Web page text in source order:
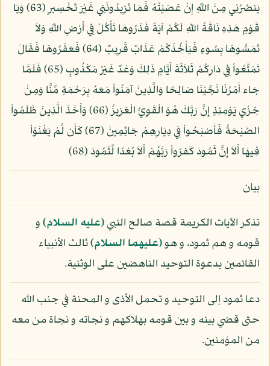
يَنصُرُنِي مِنَ اللّهِ إِنْ عَصَيْتُهُ فَمَا تَزِيدُونَنِي غَيْرَ تَخْسِيرٍ (63) وَيَا
قَوْمِ هَذِهِ نَاقَةُ اللّهِ لَكُمْ آيَةً فَذَرُوهَا تَأْكُلْ فِي أَرْضِ اللّهِ وَلاَ
تَمَسُّوهَا بِسُوءٍ فَيَأْخُذَكُمْ عَذَابٌ قَرِيبٌ (64) فَعَقَرُوهَا فَقَالَ
تَمَتَّعُواْ فِي دَارِكُمْ ثَلاَثَةَ أَيَّامٍ ذَلِكَ وَعْدٌ غَيْرُ مَكْذُوبٍ (65) فَلَمَّا
جَاء أَمْرُنَا نَجَّيْنَا صَالِحًا وَالَّذِينَ آمَنُواْ مَعَهُ بِرَحْمَةٍ مِّنَّا وَمِنْ
خِزْيِ يَوْمِئِذٍ إِنَّ رَبَّكَ هُوَ الْقَوِيُّ الْعَزِيزُ (66) وَأَخَذَ الَّذِينَ ظَلَمُواْ
الصَّيْحَةُ فَأَصْبَحُواْ فِي دِيَارِهِمْ جَاثِمِينَ (67) كَأَن لَّمْ يَغْنَوْاْ
فِيهَا أَلاَ إِنَّ ثَمُودَ كَفرُواْ رَبَّهُمْ أَلاَ بُعْدًا لِّثَمُودَ (68)
بيان
تذكر الآيات الكريمة قصة صالح النبي(عليه السلام)و
قومه و هم ثمود، و هو(عليهما السلام)ثالث الأنبياء
القائمين بدعوة التوحيد الناهضين على الوثنية.
دعا ثمود إلى التوحيد و تحمل الأذى و المحنة في جنب الله
حتى قضي بينه و بين قومه بهلاكهم و نجاته و نجاة من معه
من المؤمنين.